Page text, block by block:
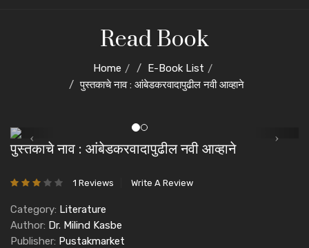
Read Book
Home
E-Book List
पुस्तकाचे नाव : आंबेडकरवादापुढील नवी आव्हाने
पुस्तकाचे नाव : आंबेडकरवादापुढील नवी आव्हाने
1 Reviews Write A Review
Category: Literature
Author: Dr. Milind Kasbe
Publisher: Pustakmarket